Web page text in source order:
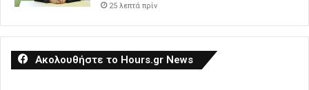
25 λεπτά πρίν
Ακολουθήστε το Hours.gr News